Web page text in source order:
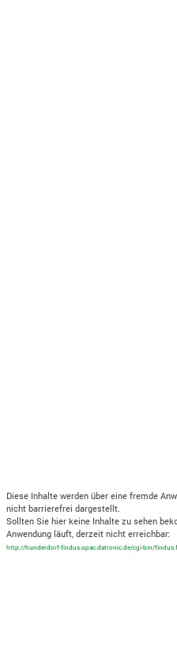
Diese Inhalte werden über eine fremde
nicht barrierefrei dargestellt.
Sollten Sie hier keine Inhalte zu sehen
Anwendung läuft, derzeit nicht erreichbar:
http://hunderdorf-findus.opac.datronic.de/cgi-bin/